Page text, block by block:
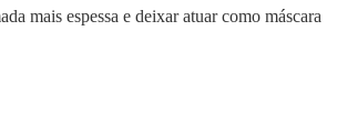
mais espessa e deixar atuar como máscara